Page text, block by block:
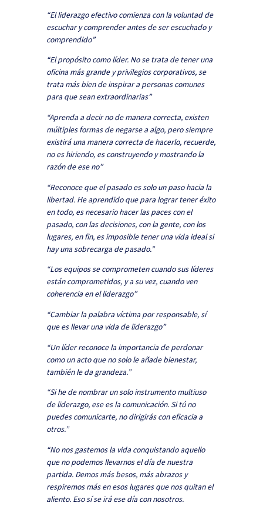
“El liderazgo efectivo comienza con la voluntad de
escuchar y comprender antes de ser escuchado y
comprendido”
“El propósito como líder. No se trata de tener una
oficina más grande y privilegios corporativos, se
trata más bien de inspirar a personas comunes
para que sean extraordinarias”
“Aprenda a decir no de manera correcta, existen
múltiples formas de negarse a algo, pero siempre
existirá una manera correcta de hacerlo, recuerde,
no es hiriendo, es construyendo y mostrando la
razón de ese no”
“Reconoce que el pasado es solo un paso hacia la
libertad. He aprendido que para lograr tener éxito
en todo, es necesario hacer las paces con el
pasado, con las decisiones, con la gente, con los
lugares, en fin, es imposible tener una vida ideal si
hay una sobrecarga de pasado.”
“Los equipos se comprometen cuando sus líderes
están comprometidos, y a su vez, cuando ven
coherencia en el liderazgo”
“Cambiar la palabra víctima por responsable, sí
que es llevar una vida de liderazgo”
“Un líder reconoce la importancia de perdonar
como un acto que no solo le añade bienestar,
también le da grandeza.”
“Si he de nombrar un solo instrumento multiuso
de liderazgo, ese es la comunicación. Si tú no
puedes comunicarte, no dirigirás con eficacia a
otros.”
“No nos gastemos la vida conquistando aquello
que no podemos llevarnos el día de nuestra
partida. Demos más besos, más abrazos y
respiremos más en esos lugares que nos quitan el
aliento. Eso sí se irá ese día con nosotros.